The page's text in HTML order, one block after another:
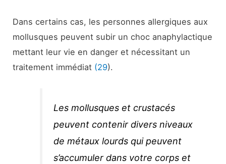
Dans certains cas, les personnes allergiques aux
mollusques peuvent subir un choc anaphylactique
mettant leur vie en danger et nécessitant un
traitement immédiat (29).
Les mollusques et crustacés
peuvent contenir divers niveaux
de métaux lourds qui peuvent
s’accumuler dans votre corps et